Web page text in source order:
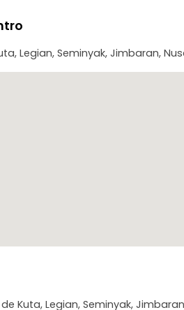
Legian, Seminyak, Jimbaran,
Kuta, Legian, Seminyak,